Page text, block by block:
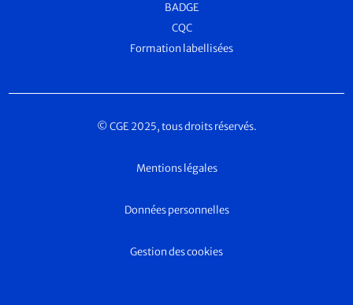
BADGE
CQC
Formation labellisées
© CGE 2025, tous droits réservés.
Mentions légales
Données personnelles
Gestion des cookies